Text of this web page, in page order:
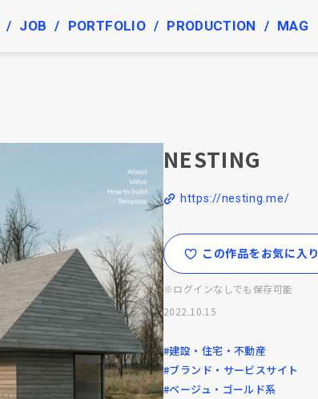
JOB PORTFOLIO PRODUCTION MAG
NESTING
https://nesting.me/
この作品をお気に入り
※ログインなしでも保存可能
2022.10.15
#建設・住宅・不動産
#ブランド・サービスサイト
#ベージュ・ゴールド系